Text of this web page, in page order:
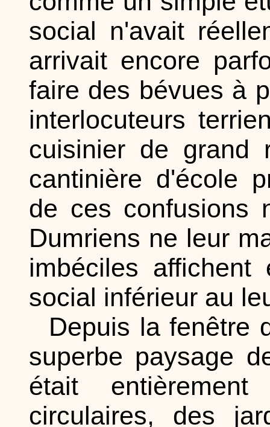
social n'avait
arrivait encore
faire des bévues à
interlocuteurs
cuisinier de grand
cantinière d'école
de ces confusions
Dumriens ne leur
imbéciles
social inférieur au
Depuis la fenêtre
superbe paysage
était
circulaires, des